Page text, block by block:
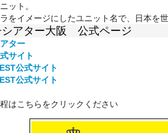
ット。
をイメージにしたユニット名で、日本を
シアター大阪 公式ページ
ター
サイト
公式サイト
公式サイト
はこちらをクリックください